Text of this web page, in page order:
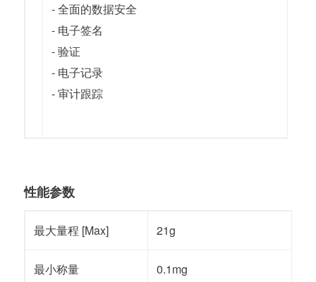
- 全面的数据安全
- 电子签名
- 验证
- 电子记录
- 审计跟踪
性能参数
最大量程 [Max] 21g
最小称量 0.1mg